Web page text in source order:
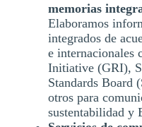
memorias
Elaboramos
integrados de
e internacionales
Initiative (GRI),
Standards Board
otros para
sustentabilidad y